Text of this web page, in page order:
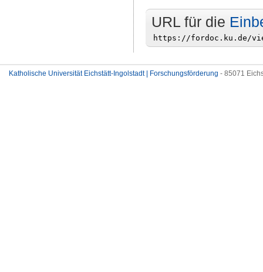
URL für die
Katholische Universität Eichstätt-Ingolstadt | Forschungsförderung - 85071